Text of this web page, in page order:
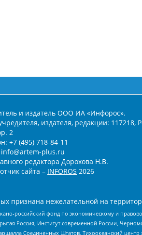
и издатель ООО ИА «Инфорос».
издателя, редакции: 117218,
2
+7 (495) 718-84-11
info@artem-plus.ru
редактора Дорохова Н.В.
сайта – INFOROS 2026
признана нежелательной на
российский фонд по экономическому и
Россия, Институт современной России,
Соединенных Штатов, Тихоокеанский